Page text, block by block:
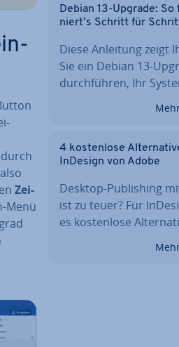
Zei­
Menü
Debian 13-Upgrade:
niert’s Schritt für
Diese Anleitung zeigt
Sie ein Debian 13-
durch­füh­ren, Ihr
4 kos­ten­lo­se
InDesign von Adobe
Desktop-Pu­bli­shing
ist zu teuer? Für
es kos­ten­lo­se